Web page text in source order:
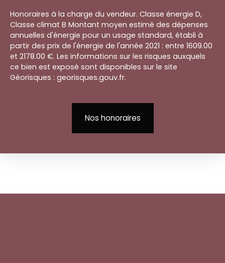
Honoraires à la charge du vendeur. Classe énergie D,
Classe climat B Montant moyen estimé des dépenses
annuelles d'énergie pour un usage standard, établi à
partir des prix de l'énergie de l'année 2021 : entre 1609.00
et 2178.00 €. Les informations sur les risques auxquels
ce bien est exposé sont disponibles sur le site
Géorisques : georisques.gouv.fr.
Nos honoraires